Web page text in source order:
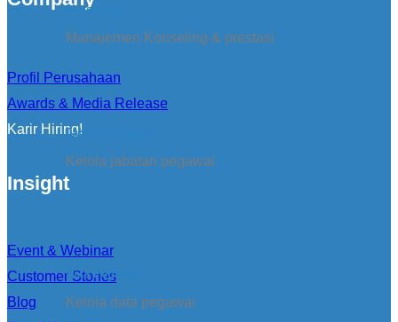
konseling
Manajemen Konseling & prestasi
Jabatan Pegawai
Kelola jabatan pegawai
Data Pegawai
Kelola data pegawai
Profil Perusahaan
Awards & Media Release
Karir Hiring!
Insight
Event & Webinar
Customer Stories
Blog